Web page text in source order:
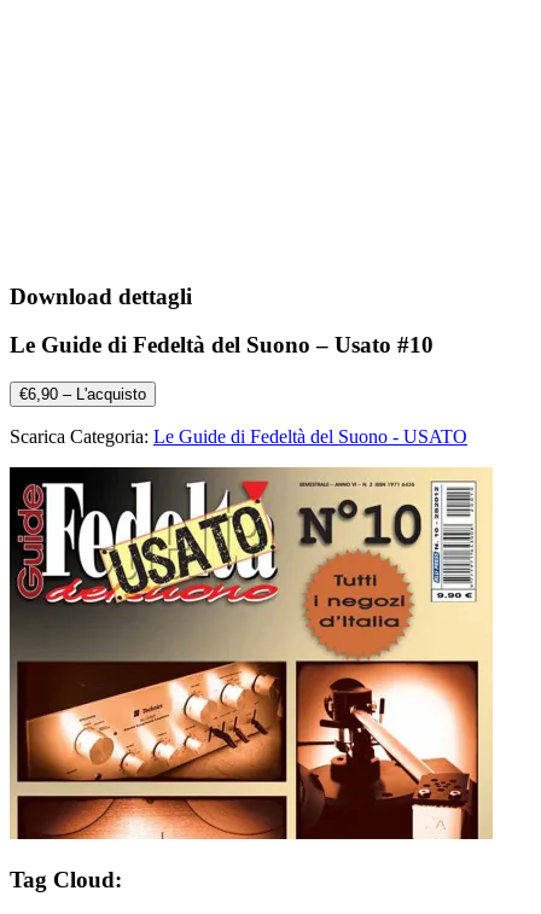
Download dettagli
Le Guide di Fedeltà del Suono – Usato #10
€6,90 – L'acquisto
Scarica Categoria: Le Guide di Fedeltà del Suono - USATO
Tag Cloud: